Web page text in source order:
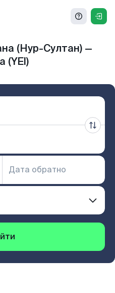
(Нур-Султан) —
(YEI)